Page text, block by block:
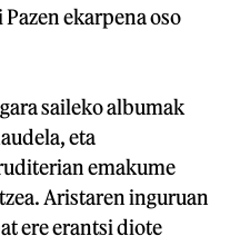
ekarpena oso
saileko albumak
eta
emakume
Aristaren inguruan
ere erantsi diote